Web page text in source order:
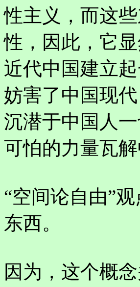
性主义，而这
性，因此，它
近代中国建立
妨害了中国现
沉潜于中国人
可怕的力量瓦
“空间论自由”
东西。
因为，这个概